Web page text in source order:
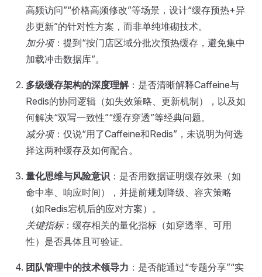
高频访问”“价格高频修改”等场景，设计“缓存预热+异
步更新”的针对性方案，而非单纯堆砌技术。
加分项：提到“按门店区域分批次预热缓存，避免集中
加载冲击数据库”。
多级缓存架构的深度理解：是否清晰解释Caffeine与
Redis的协同逻辑（如失效策略、更新机制），以及如
何解决“双写一致性”“缓存穿透”等经典问题。
减分项：仅说“用了Caffeine和Redis”，未说明为何选
择这两种缓存及如何配合。
量化思维与风险意识 ：是否用数据证明缓存效果（如
命中率、响应时间），并提前规划降级、容灾策略
（如Redis宕机后的应对方案）。
关键指标：缓存相关的量化指标（如穿透率、可用
性）是否具体且可验证。
团队管理中的技术领导力 ：是否能通过“专题分享”“实